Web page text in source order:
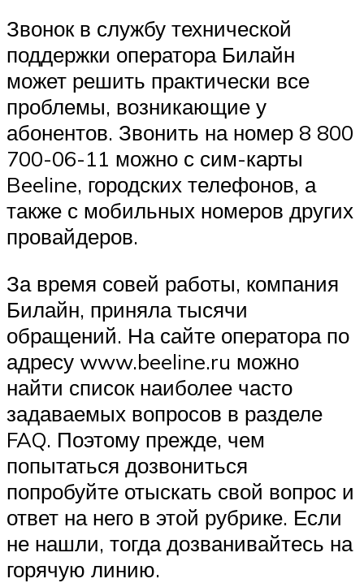
Звонок в службу технической
поддержки оператора Билайн
может решить практически все
проблемы, возникающие у
абонентов. Звонить на номер 8 800
700-06-11 можно с сим-карты
Beeline, городских телефонов, а
также с мобильных номеров других
провайдеров.
За время совей работы, компания
Билайн, приняла тысячи
обращений. На сайте оператора по
адресу www.beeline.ru можно
найти список наиболее часто
задаваемых вопросов в разделе
FAQ. Поэтому прежде, чем
попытаться дозвониться
попробуйте отыскать свой вопрос и
ответ на него в этой рубрике. Если
не нашли, тогда дозванивайтесь на
горячую линию.